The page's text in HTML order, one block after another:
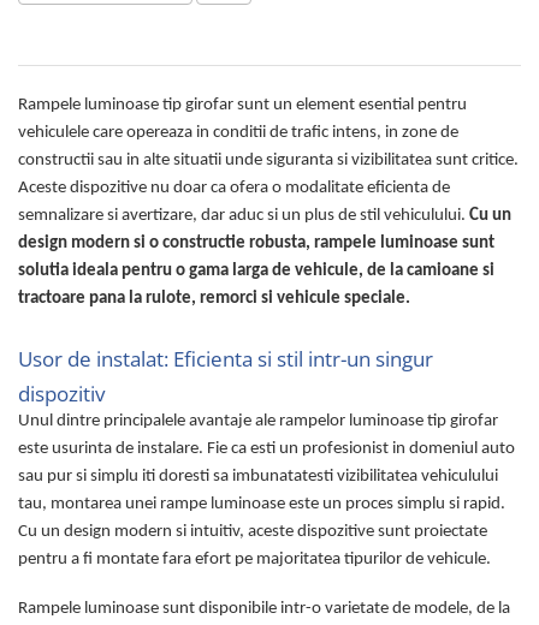
Proiectoare Halogen plus LED
Dispozitive Avertizare
Accesorii Goarne Pneumatice
Autocolante reflectorizante si
fluorescente
Avertizare sonora
Claxoane Auto si Semnale Electrice
Goarne si trompete cu aer
Benzi si placi reflectorizante
Girofaruri auto si camion
Goarne / Trompete Pneumatice
Kituri Instalare Goarne
Pneumatice
Rampe luminoase girofar
Rezistoare CANBUS LED
Rampele luminoase tip girofar sunt un element esential pentru
vehiculele care opereaza in conditii de trafic intens, in zone de
constructii sau in alte situatii unde siguranta si vizibilitatea sunt critice.
Aceste dispozitive nu doar ca ofera o modalitate eficienta de
semnalizare si avertizare, dar aduc si un plus de stil vehiculului. Cu un
design modern si o constructie robusta, rampele luminoase sunt
solutia ideala pentru o gama larga de vehicule, de la camioane si
tractoare pana la rulote, remorci si vehicule speciale.
Usor de instalat: Eficienta si stil intr-un singur
dispozitiv
Unul dintre principalele avantaje ale rampelor luminoase tip girofar
este usurinta de instalare. Fie ca esti un profesionist in domeniul auto
sau pur si simplu iti doresti sa imbunatatesti vizibilitatea vehiculului
tau, montarea unei rampe luminoase este un proces simplu si rapid.
Cu un design modern si intuitiv, aceste dispozitive sunt proiectate
pentru a fi montate fara efort pe majoritatea tipurilor de vehicule.
Rampele luminoase sunt disponibile intr-o varietate de modele, de la